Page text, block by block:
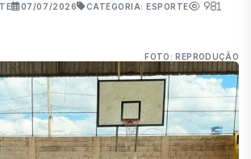
07/07/2026 CATEGORIA: ESPORTE 981
FOTO: REPRODUÇÃO